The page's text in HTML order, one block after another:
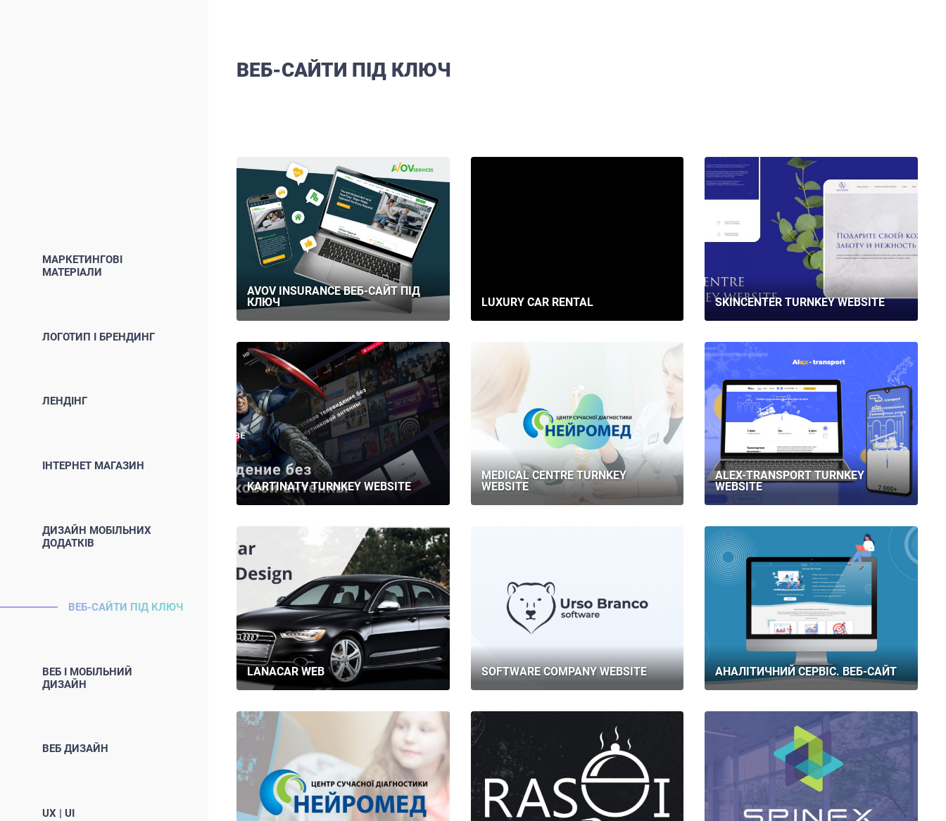
UX | UI
ВЕБ ДИЗАЙН
ВЕБ І МОБІЛЬНИЙ
ДИЗАЙН
ВЕБ-САЙТИ ПІД КЛЮЧ
ДИЗАЙН МОБІЛЬНИХ
ДОДАТКІВ
ІНТЕРНЕТ МАГАЗИН
ЛЕНДІНГ
ЛОГОТИП І БРЕНДИНГ
МАРКЕТИНГОВІ
МАТЕРІАЛИ
ВЕБ-САЙТИ ПІД КЛЮЧ
AVOV INSURANCE ВЕБ-САЙТ ПІД
КЛЮЧ
LUXURY CAR RENTAL SKINCENTER TURNKEY WEBSITE
KARTINATV TURNKEY WEBSITE
MEDICAL CENTRE TURNKEY
WEBSITE
ALEX-TRANSPORT TURNKEY
WEBSITE
LANACAR WEB SOFTWARE COMPANY WEBSITE АНАЛІТИЧНИЙ СЕРВІС. ВЕБ-САЙТ
ГОЛОВНА
ПРО НАС
ПОСЛУГИ
ПОРТФОЛІО
БРИФИ
КАР’ЄРА